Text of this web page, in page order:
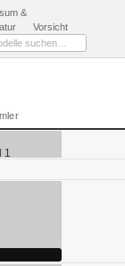
&
Vorsicht
1